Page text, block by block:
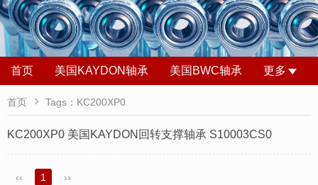
首页 美国KAYDON轴承 美国BWC轴承 更多
首页  Tags：KC200XP0
KC200XP0 美国KAYDON回转支撑轴承 S10003CS0
‹‹ 1 ››